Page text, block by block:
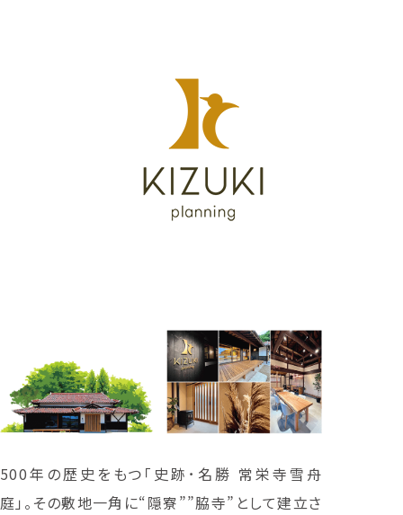
500年の歴史をもつ「史跡･名勝 常栄寺雪舟
庭」。その敷地一角に“隠寮””脇寺”として建立さ